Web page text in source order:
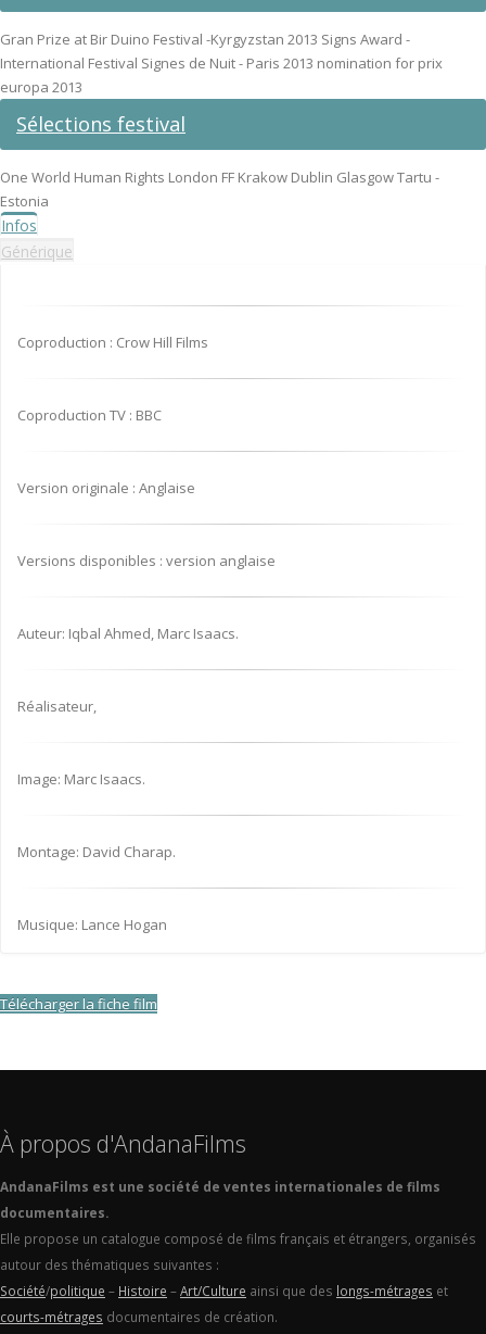
Gran Prize at Bir Duino Festival -Kyrgyzstan 2013 Signs Award -
International Festival Signes de Nuit - Paris 2013 nomination for prix
europa 2013
Sélections festival
One World Human Rights London FF Krakow Dublin Glasgow Tartu -
Estonia
Infos
Générique
Coproduction : Crow Hill Films
Coproduction TV : BBC
Version originale : Anglaise
Versions disponibles : version anglaise
Auteur: Iqbal Ahmed, Marc Isaacs.
Réalisateur,
Image: Marc Isaacs.
Montage: David Charap.
Musique: Lance Hogan
Télécharger la fiche film
À propos d'AndanaFilms
AndanaFilms est une société de ventes internationales de films
documentaires.
Elle propose un catalogue composé de films français et étrangers, organisés
autour des thématiques suivantes :
Société/politique – Histoire –Art/Culture ainsi que des longs-métrages et
courts-métrages documentaires de création.